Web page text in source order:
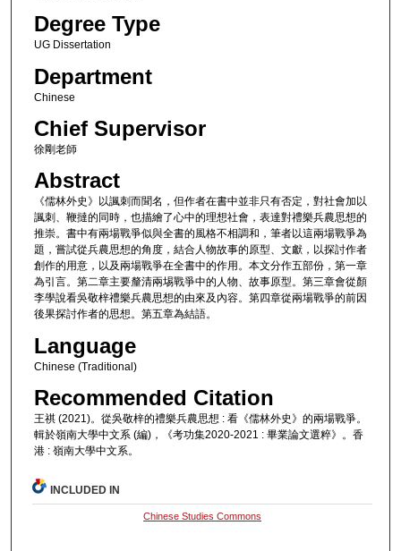
Degree Type
UG Dissertation
Department
Chinese
Chief Supervisor
徐剛老師
Abstract
《儒林外史》以諷刺而聞名，但作者在書中並非只有否定，對社會加以
諷刺、鞭撻的同時，也描繪了心中的理想社會，表達對禮樂兵農思想的
推崇。書中有兩場戰爭似與全書的風格不相調和，筆者以這兩場戰爭為
題，嘗試從兵農思想的角度，結合人物故事的原型、文獻，以探討作者
創作的用意，以及兩場戰爭在全書中的作用。本文分作五部份，第一章
為引言。第二章主要釐清兩埸戰爭中的人物、故事原型。第三章會從顏
李學說看吳敬梓禮樂兵農思想的由來及內容。第四章從兩場戰爭的前因
後果探討作者的思想。第五章為結語。
Language
Chinese (Traditional)
Recommended Citation
王祺 (2021)。從吳敬梓的禮樂兵農思想 : 看《儒林外史》的兩場戰爭。
輯於嶺南大學中文系 (編)，《考功集2020-2021 : 畢業論文選粹》。香
港 : 嶺南大學中文系。
INCLUDED IN
Chinese Studies Commons